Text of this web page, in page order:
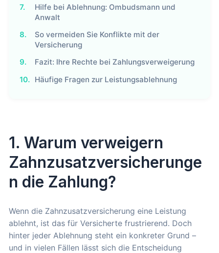
7.
Hilfe bei Ablehnung: Ombudsmann und
Anwalt
8.
So vermeiden Sie Konflikte mit der
Versicherung
9.
Fazit: Ihre Rechte bei Zahlungsverweigerung
10.
Häufige Fragen zur Leistungsablehnung
1. Warum verweigern
Zahnzusatzversicherunge
n die Zahlung?
Wenn die Zahnzusatzversicherung eine Leistung
ablehnt, ist das für Versicherte frustrierend. Doch
hinter jeder Ablehnung steht ein konkreter Grund –
und in vielen Fällen lässt sich die Entscheidung